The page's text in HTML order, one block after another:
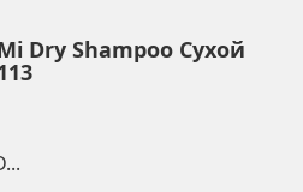
Dry Shampoo Сухой